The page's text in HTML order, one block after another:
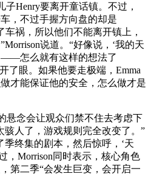
子Henry要离开童话镇。不过，
，不过手握方向盘的却是
车祸，所以他们不能离开镇上，
说道。“好像说，‘我的天
——怎么就有这样的想法了
了眼。如果他要走极端，Emma
才能保证他的安全，怎么做才是
悬念会让观众们禁不住去考虑下
骇人了，游戏规则完全改变了。”
终集的剧本，然后惊呼，‘天
，Morrison同时表示，核心角色
第二季“会发生巨变，会开启一